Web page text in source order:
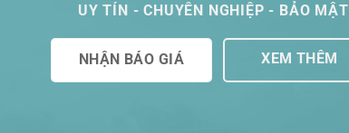
UY TÍN - CHUYÊN NGHIỆP - BẢO MẬT
NHẬN BÁO GIÁ XEM THÊM